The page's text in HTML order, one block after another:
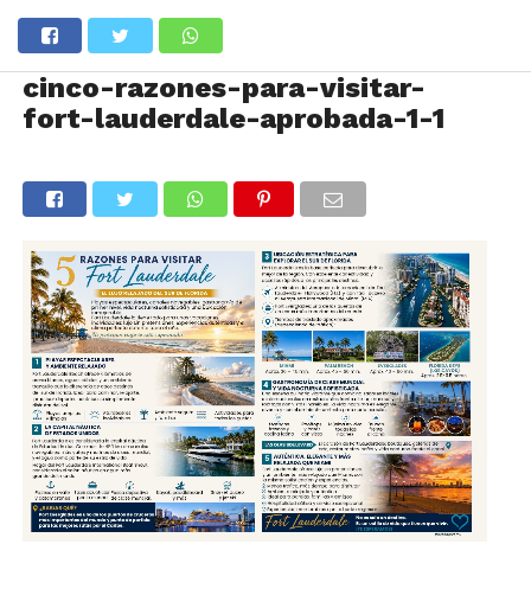
cinco-razones-para-visitar-
fort-lauderdale-aprobada-1-1